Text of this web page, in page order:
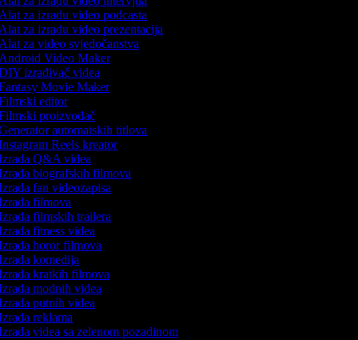
za izradu video podcasta
za izradu video prezentacija
za video svjedočanstva
Video Maker
izrađivač videa
Movie Maker
editor
proizvođač
automatskih titlova
Reels kreator
Q&A videa
biografskih filmova
fan videozapisa
filmova
filmskih trailera
fitness videa
horor filmova
komedija
kratkih filmova
modnih videa
putnih videa
reklama
videa sa zelenom pozadinom